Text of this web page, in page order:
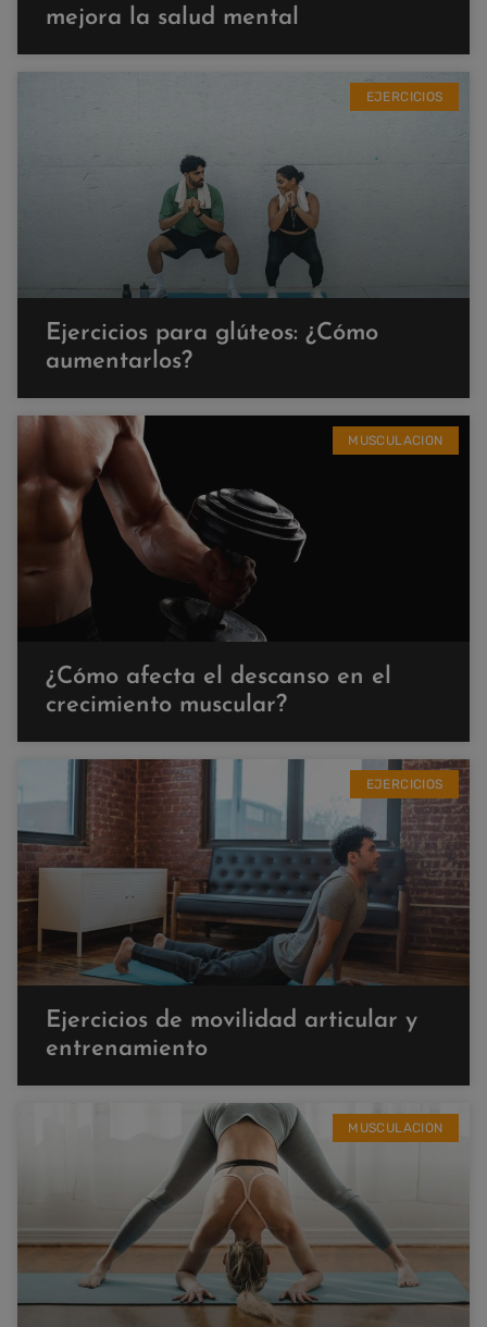
mejora la salud mental
EJERCICIOS
Ejercicios para glúteos: ¿Cómo
aumentarlos?
MUSCULACION
¿Cómo afecta el descanso en el
crecimiento muscular?
EJERCICIOS
Ejercicios de movilidad articular y
entrenamiento
MUSCULACION